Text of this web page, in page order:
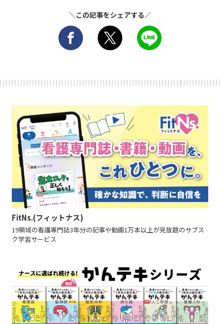
＼この記事をシェアする／
FitNs.(フィットナス)
19領域の看護専門誌3年分の記事や動画1万本以上が見放題のサブス
ク学習サービス